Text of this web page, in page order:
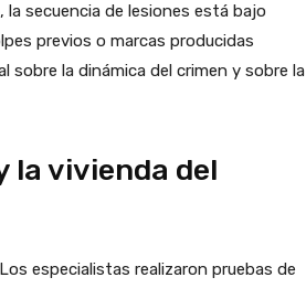
secuencia de lesiones está bajo
previos o marcas producidas
la dinámica del crimen y sobre la
la vivienda del
especialistas realizaron pruebas de